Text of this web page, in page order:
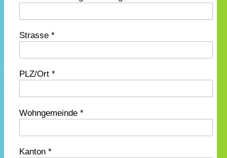
Strasse *
PLZ/Ort *
Wohngemeinde *
Kanton *